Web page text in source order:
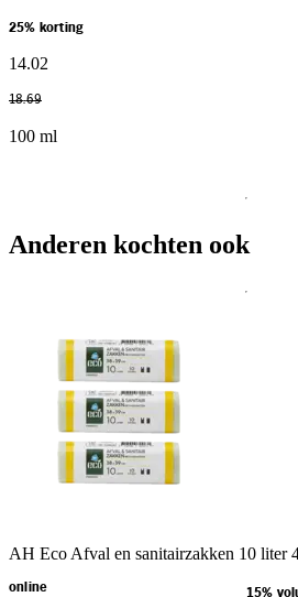
25% korting
14.02
18.69
100 ml
Anderen kochten ook
AH Eco Afval en sanitairzakken 10 liter
online 15%